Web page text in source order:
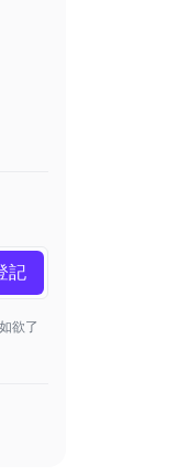
記
欲了